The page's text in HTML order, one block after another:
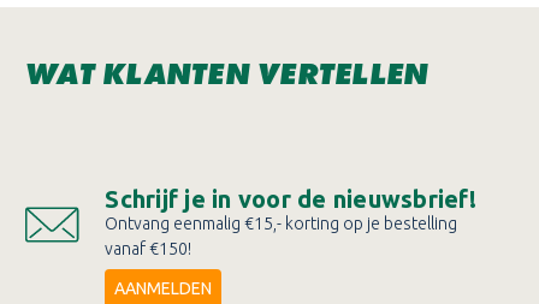
WAT KLANTEN VERTELLEN
Schrijf je in voor de nieuwsbrief!
Ontvang eenmalig €15,- korting op je bestelling
vanaf €150!
AANMELDEN